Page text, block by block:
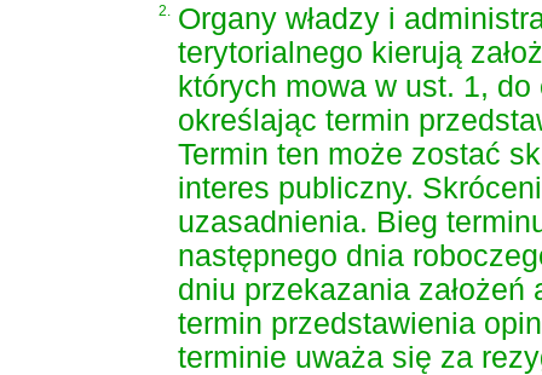
2. Organy władzy i
terytorialnego kierują
których mowa w ust. 1,
określając termin
Termin ten może zostać
interes publiczny.
uzasadnienia. Bieg
następnego dnia
dniu przekazania
termin przedstawienia
terminie uważa się za